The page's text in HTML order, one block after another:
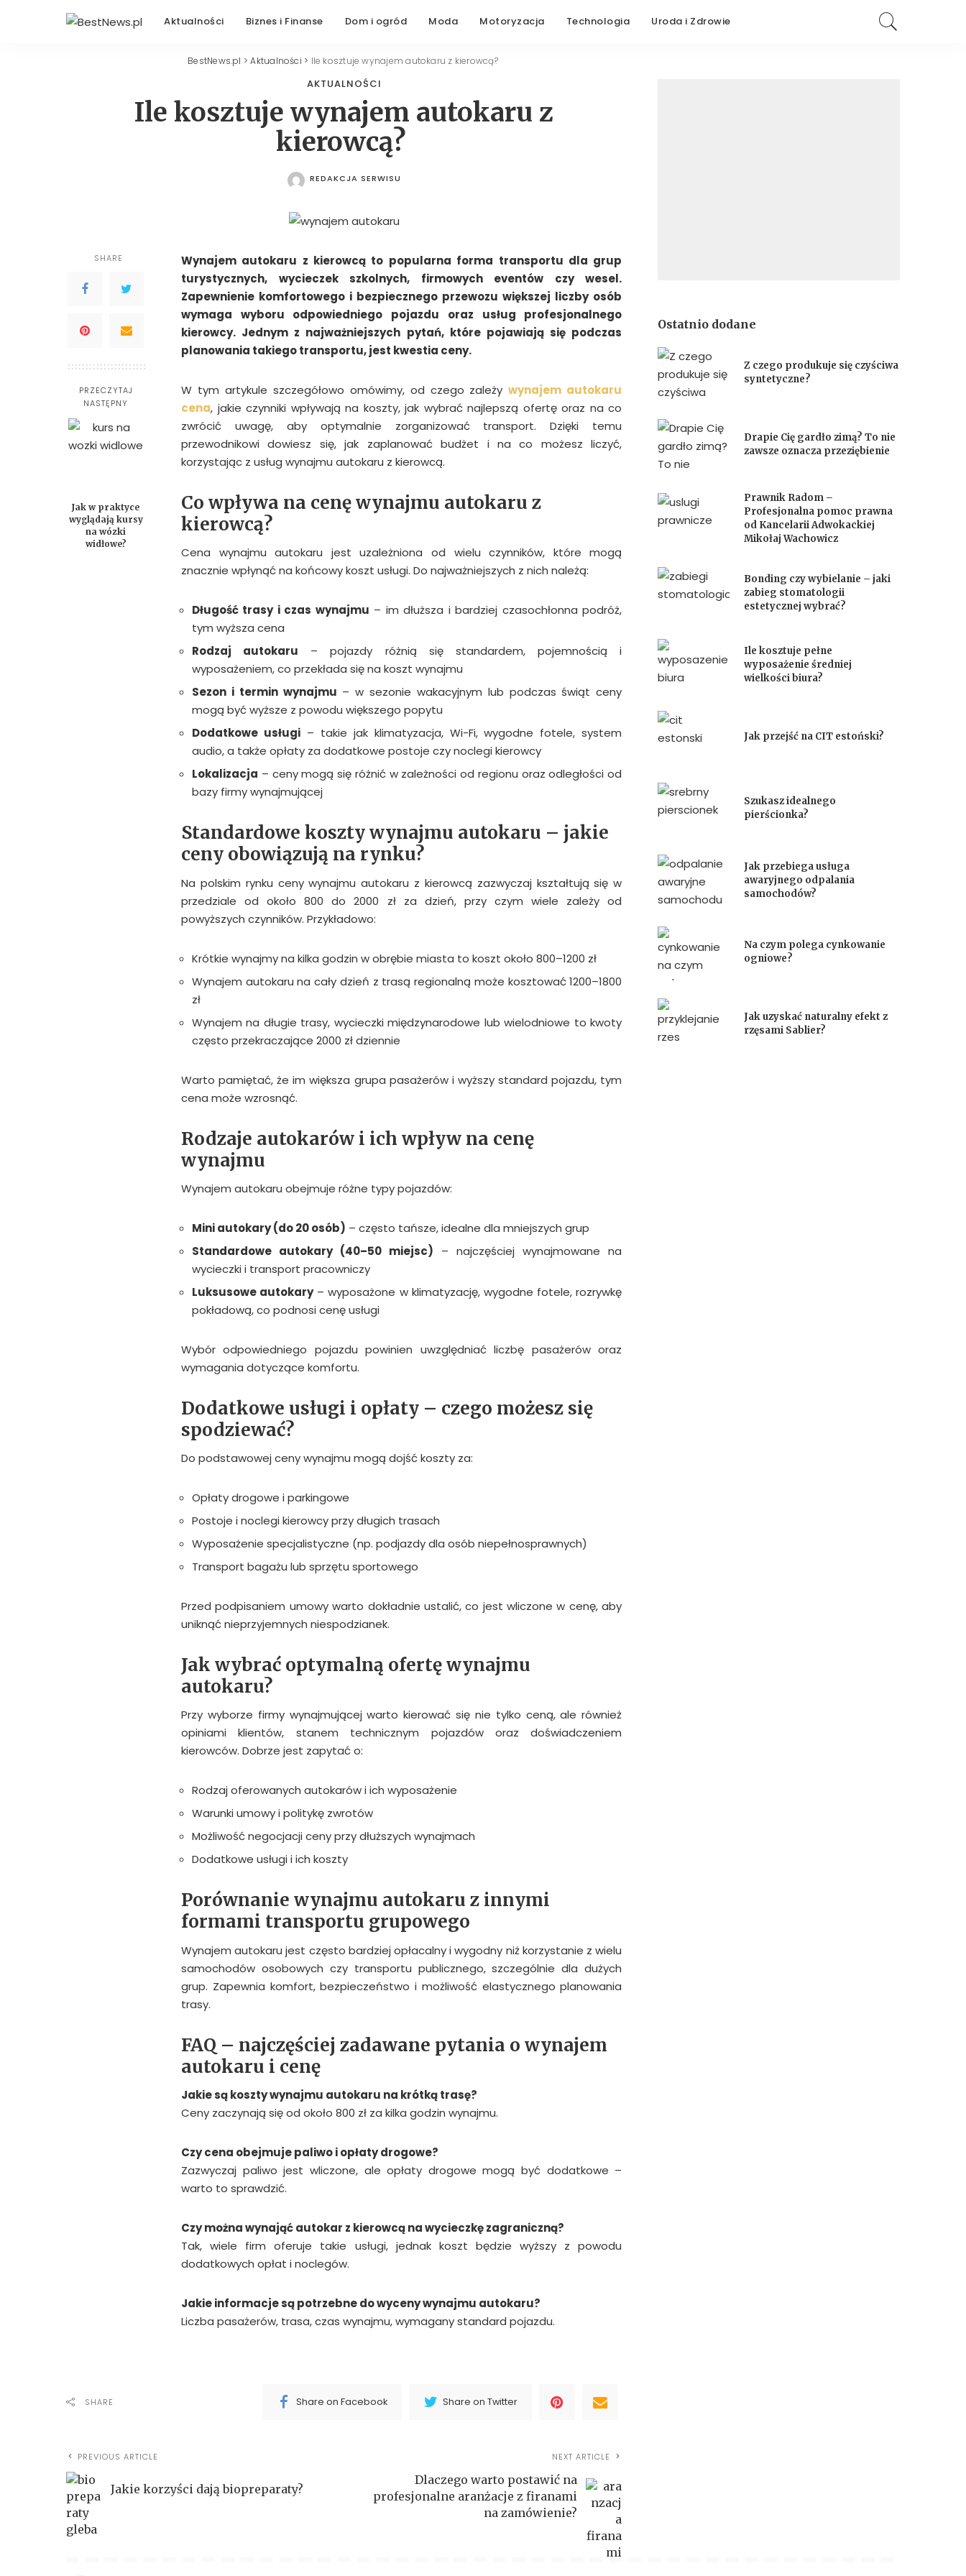
Aktualności Biznes i Finanse Dom i ogród Moda Motoryzacja Technologia Uroda i Zdrowie
BestNews.pl >Aktualności > Ile kosztuje wynajem autokaru z kierowcą?
AKTUALNOŚCI
Ile kosztuje wynajem autokaru z
kierowcą?
POSTED
REDAKCJA SERWISU
SHARE
PRZECZYTAJ
NASTĘPNY
Jak w praktyce
wyglądają kursy
na wózki
widłowe?
Wynajem autokaru z kierowcą to popularna forma transportu dla grup
turystycznych, wycieczek szkolnych, firmowych eventów czy wesel.
Zapewnienie komfortowego i bezpiecznego przewozu większej liczby osób
wymaga wyboru odpowiedniego pojazdu oraz usług profesjonalnego
kierowcy. Jednym z najważniejszych pytań, które pojawiają się podczas
planowania takiego transportu, jest kwestia ceny.
W tym artykule szczegółowo omówimy, od czego zależywynajem autokaru
cena, jakie czynniki wpływają na koszty, jak wybrać najlepszą ofertę oraz na co
zwrócić uwagę, aby optymalnie zorganizować transport. Dzięki temu
przewodnikowi dowiesz się, jak zaplanować budżet i na co możesz liczyć,
korzystając z usług wynajmu autokaru z kierowcą.
Co wpływa na cenę wynajmu autokaru z
kierowcą?
Cena wynajmu autokaru jest uzależniona od wielu czynników, które mogą
znacznie wpłynąć na końcowy koszt usługi. Do najważniejszych z nich należą:
Długość trasy i czas wynajmu – im dłuższa i bardziej czasochłonna podróż,
tym wyższa cena
Rodzaj autokaru – pojazdy różnią się standardem, pojemnością i
wyposażeniem, co przekłada się na koszt wynajmu
Sezon i termin wynajmu – w sezonie wakacyjnym lub podczas świąt ceny
mogą być wyższe z powodu większego popytu
Dodatkowe usługi– takie jak klimatyzacja, Wi-Fi, wygodne fotele, system
audio, a także opłaty za dodatkowe postoje czy noclegi kierowcy
Lokalizacja – ceny mogą się różnić w zależności od regionu oraz odległości od
bazy firmy wynajmującej
Standardowe koszty wynajmu autokaru – jakie
ceny obowiązują na rynku?
Na polskim rynku ceny wynajmu autokaru z kierowcą zazwyczaj kształtują się w
przedziale od około 800 do 2000 zł za dzień, przy czym wiele zależy od
powyższych czynników. Przykładowo:
Krótkie wynajmy na kilka godzin w obrębie miasta to koszt około 800–1200 zł
Wynajem autokaru na cały dzień z trasą regionalną może kosztować 1200–1800
zł
Wynajem na długie trasy, wycieczki międzynarodowe lub wielodniowe to kwoty
często przekraczające 2000 zł dziennie
Warto pamiętać, że im większa grupa pasażerów i wyższy standard pojazdu, tym
cena może wzrosnąć.
Rodzaje autokarów i ich wpływ na cenę
wynajmu
Wynajem autokaru obejmuje różne typy pojazdów:
Mini autokary (do 20 osób) – często tańsze, idealne dla mniejszych grup
Standardowe autokary (40–50 miejsc) – najczęściej wynajmowane na
wycieczki i transport pracowniczy
Luksusowe autokary– wyposażone w klimatyzację, wygodne fotele, rozrywkę
pokładową, co podnosi cenę usługi
Wybór odpowiedniego pojazdu powinien uwzględniać liczbę pasażerów oraz
wymagania dotyczące komfortu.
Dodatkowe usługi i opłaty – czego możesz się
spodziewać?
Do podstawowej ceny wynajmu mogą dojść koszty za:
Opłaty drogowe i parkingowe
Postoje i noclegi kierowcy przy długich trasach
Wyposażenie specjalistyczne (np. podjazdy dla osób niepełnosprawnych)
Transport bagażu lub sprzętu sportowego
Przed podpisaniem umowy warto dokładnie ustalić, co jest wliczone w cenę, aby
uniknąć nieprzyjemnych niespodzianek.
Jak wybrać optymalną ofertę wynajmu
autokaru?
Przy wyborze firmy wynajmującej warto kierować się nie tylko ceną, ale również
opiniami klientów, stanem technicznym pojazdów oraz doświadczeniem
kierowców. Dobrze jest zapytać o:
Rodzaj oferowanych autokarów i ich wyposażenie
Warunki umowy i politykę zwrotów
Możliwość negocjacji ceny przy dłuższych wynajmach
Dodatkowe usługi i ich koszty
Porównanie wynajmu autokaru z innymi
formami transportu grupowego
Wynajem autokaru jest często bardziej opłacalny i wygodny niż korzystanie z wielu
samochodów osobowych czy transportu publicznego, szczególnie dla dużych
grup. Zapewnia komfort, bezpieczeństwo i możliwość elastycznego planowania
trasy.
FAQ – najczęściej zadawane pytania o wynajem
autokaru i cenę
Jakie są koszty wynajmu autokaru na krótką trasę?
Ceny zaczynają się od około 800 zł za kilka godzin wynajmu.
Czy cena obejmuje paliwo i opłaty drogowe?
Zazwyczaj paliwo jest wliczone, ale opłaty drogowe mogą być dodatkowe –
warto to sprawdzić.
Czy można wynająć autokar z kierowcą na wycieczkę zagraniczną?
Tak, wiele firm oferuje takie usługi, jednak koszt będzie wyższy z powodu
dodatkowych opłat i noclegów.
Jakie informacje są potrzebne do wyceny wynajmu autokaru?
Liczba pasażerów, trasa, czas wynajmu, wymagany standard pojazdu.
SHARE Share on Facebook Share on Twitter
PREVIOUS ARTICLE
Jakie korzyści dają biopreparaty?
NEXT ARTICLE
Dlaczego warto postawić na
profesjonalne aranżacje z firanami
na zamówienie?
Ostatnio dodane
Z czego produkuje się czyściwa
syntetyczne?
Drapie Cię gardło zimą? To nie
zawsze oznacza przeziębienie
Prawnik Radom –
Profesjonalna pomoc prawna
od Kancelarii Adwokackiej
Mikołaj Wachowicz
Bonding czy wybielanie – jaki
zabieg stomatologii
estetycznej wybrać?
Ile kosztuje pełne
wyposażenie średniej
wielkości biura?
Jak przejść na CIT estoński?
Szukasz idealnego
pierścionka?
Jak przebiega usługa
awaryjnego odpalania
samochodów?
Na czym polega cynkowanie
ogniowe?
Jak uzyskać naturalny efekt z
rzęsami Sablier?